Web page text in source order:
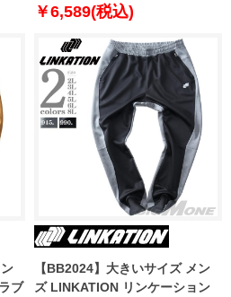
￥6,589(税込)
ブ
【BB2024】大きいサイズ メン
ズ LINKATION リンケーション